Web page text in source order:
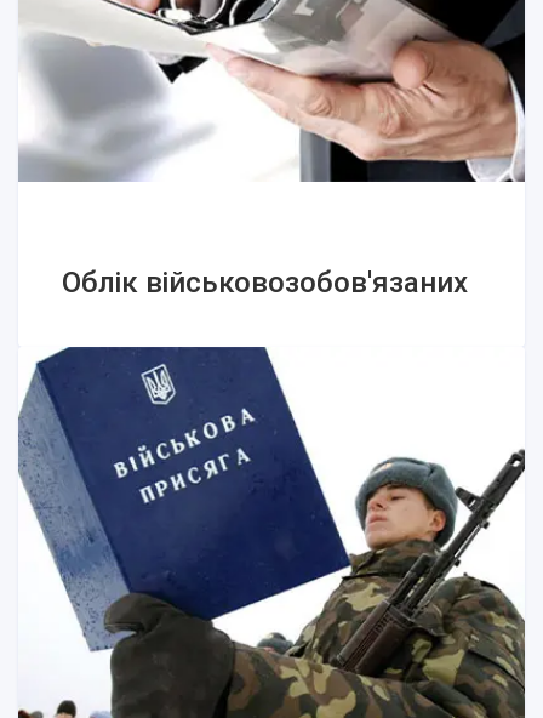
Облік військовозобов'язаних
Облік військовозобов'язаних
Реєстр призовників та
військовозобов'язаних - єдина
електронна система
Відповідальність за непостановку на
облік у військкоматі
Штамп у паспорті -
"Невійськовообов'язаний"